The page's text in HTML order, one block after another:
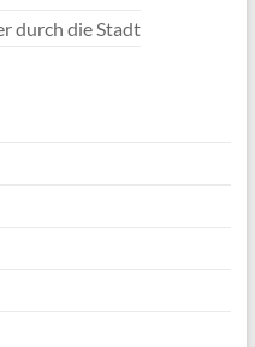
durch die Stadt